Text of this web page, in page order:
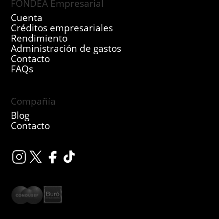
FONDEA Empresarial
Cuenta
Créditos empresariales
Rendimiento
Administración de gastos
Contacto
FAQs
Compañía
Blog
Contacto